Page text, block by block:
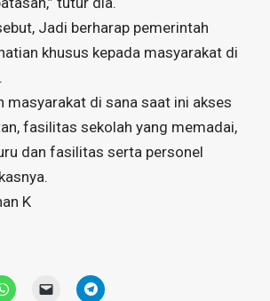
Jadi berharap pemerintah
khusus kepada masyarakat di
masyarakat di sana saat ini akses
fasilitas sekolah yang memadai,
dan fasilitas serta personel
K